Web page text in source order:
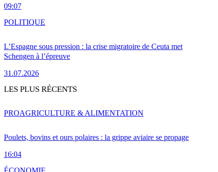
09:07
L’Espagne sous pression : la crise migratoire de Ceuta met
Schengen à l’épreuve
31.07.2026
POLITIQUE
LES PLUS RÉCENTS
Poulets, bovins et ours polaires : la grippe aviaire se propage
16:04
PROAGRICULTURE & ALIMENTATION
ÉCONOMIE